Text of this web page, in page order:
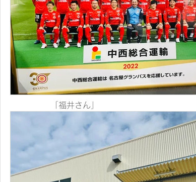
「中村さん」動画
「界外さん」
「福井さん」
「岡本さん」